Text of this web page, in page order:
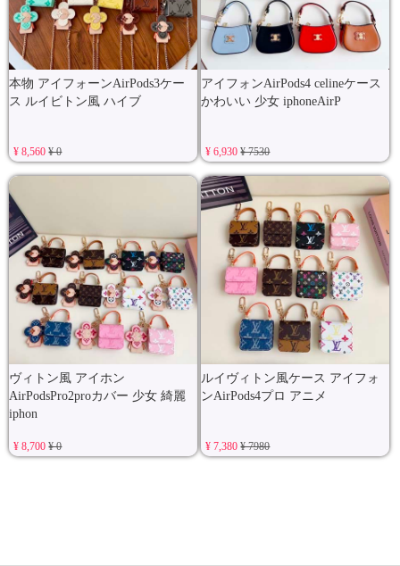
本物 アイフォーンAirPods3ケー
ス ルイビトン風 ハイブ
¥ 8,560¥ 0
アイフォンAirPods4 celineケース
かわいい 少女 iphoneAirP
¥ 6,930¥ 7530
ヴィトン風 アイホン
AirPodsPro2proカバー 少女 綺麗
iphon
¥ 8,700¥ 0
ルイヴィトン風ケース アイフォ
ンAirPods4プロ アニメ
¥ 7,380¥ 7980